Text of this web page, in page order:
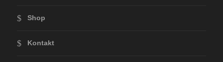
Shop
Kontakt